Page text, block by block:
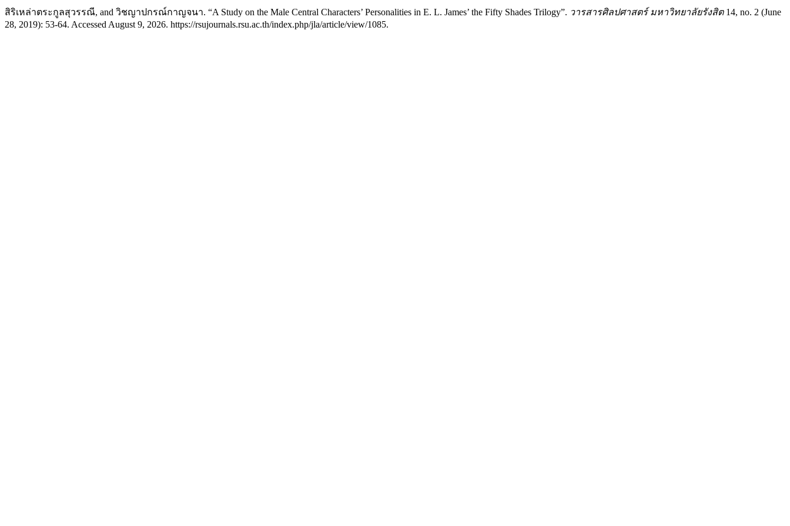
สิริเหล่าตระกูลสุวรรณี, and วิชญาปกรณ์กาญจนา. “A Study on the Male Central Characters’ Personalities in E. L. James’ the Fifty Shades Trilogy”. วารสารศิลปศาสตร์ มหาวิทยาลัยรังสิต14, no. 2 (June
28, 2019): 53-64. Accessed August 9, 2026. https://rsujournals.rsu.ac.th/index.php/jla/article/view/1085.